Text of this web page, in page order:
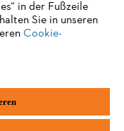
VERTRIEBS AG,
in der Fußzeile
Sie in unseren
Cookie-